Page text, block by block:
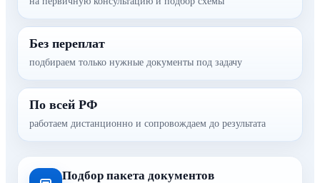
Без переплат
подбираем только нужные документы под задачу
По всей РФ
работаем дистанционно и сопровождаем до результата
Подбор пакета документов